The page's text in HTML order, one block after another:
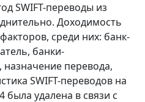
SWIFT-переводы из
Доходимость
среди них: банк-
банки-
перевода,
SWIFT-переводов на
удалена в связи с